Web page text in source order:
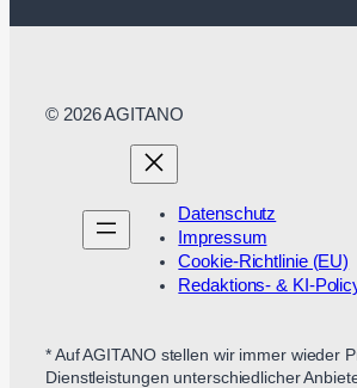
© 2026 AGITANO
Datenschutz
Impressum
Cookie-Richtlinie (EU)
Redaktions- & KI-
* Auf AGITANO stellen wir immer wieder
Dienstleistungen unterschiedlicher